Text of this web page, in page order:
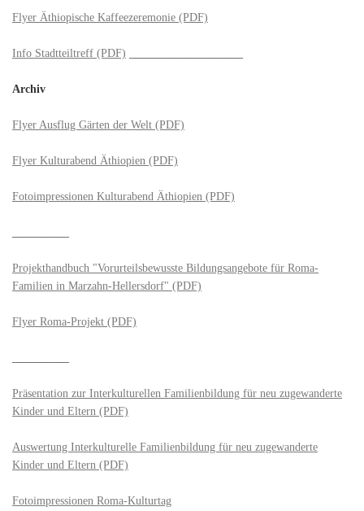
Flyer Äthiopische Kaffeezeremonie (PDF)
Info Stadtteiltreff (PDF)
Archiv
Flyer Ausflug Gärten der Welt (PDF)
Flyer Kulturabend Äthiopien (PDF)
Fotoimpressionen Kulturabend Äthiopien (PDF)
Projekthandbuch "Vorurteilsbewusste Bildungsangebote für Roma-
Familien in Marzahn-Hellersdorf" (PDF)
Flyer Roma-Projekt (PDF)
Präsentation zur Interkulturellen Familienbildung für neu zugewanderte
Kinder und Eltern (PDF)
Auswertung Interkulturelle Familienbildung für neu zugewanderte
Kinder und Eltern (PDF)
Fotoimpressionen Roma-Kulturtag